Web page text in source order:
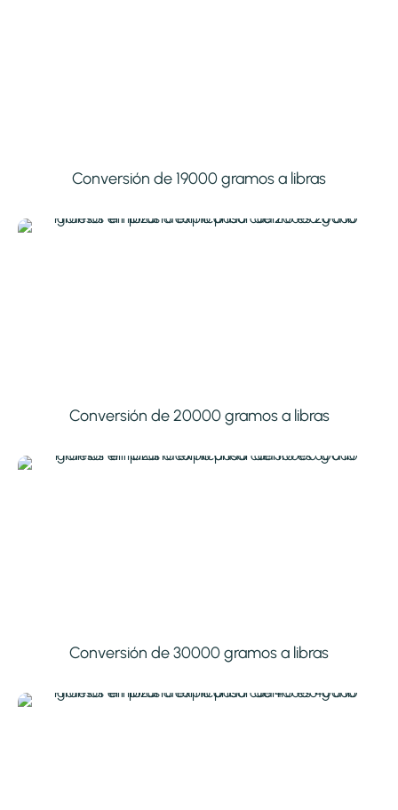
Conversión de 19000 gramos a libras
Conversión de 20000 gramos a libras
Conversión de 30000 gramos a libras